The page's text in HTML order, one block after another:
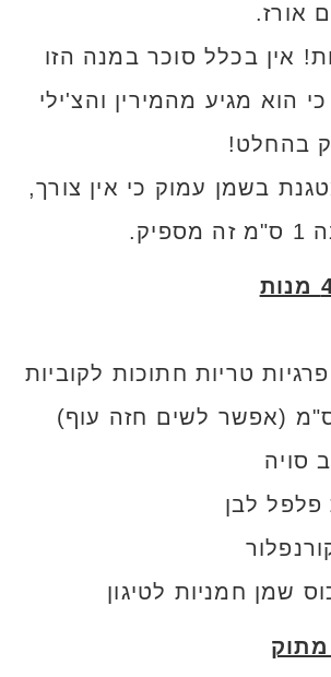
אורז.
אין בכלל סוכר במנה הזו
כי הוא מגיע מהמירין והצ'ילי
בהחלט!
בשמן עמוק כי אין צורך,
פרגיות טריות חתוכות לקוביות